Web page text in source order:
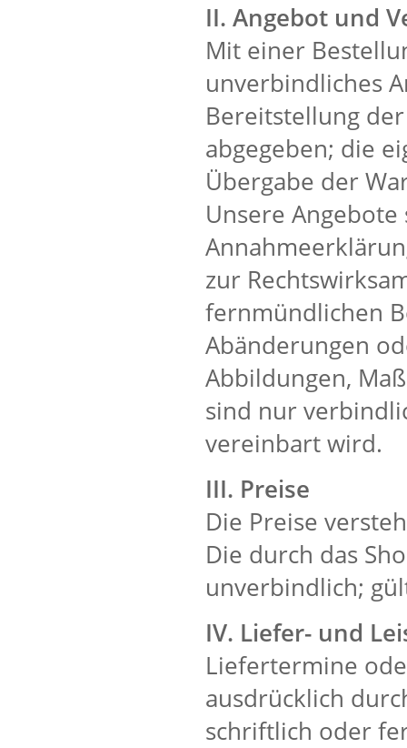
II. Angebot und
Mit einer
unverbindliches
Bereitstellung
abgegeben; die
Übergabe der
Unsere
zur
fernmündlichen
Abänderungen
Abbildungen,
sind nur
vereinbart wird.
III. Preise
Die Preise
Die durch das
unverbindlich;
IV. Liefer- und
Liefertermine
ausdrücklich
schriftlich oder